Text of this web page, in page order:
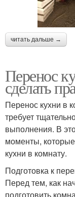
читать дальше →
Перенос
сделать
Перенос кухни в
требует
выполнения. В
моменты,
кухни в комнату.
Подготовка к
Перед тем, как